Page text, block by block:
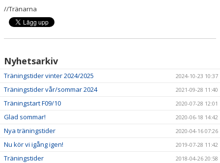
//Tränarna
Nyhetsarkiv
Träningstider vinter 2024/2025 2024-10-23 10:37
Träningstider vår/sommar 2024 2021-09-28 11:40
Träningstart F09/10 2020-07-28 12:01
Glad sommar! 2020-06-18 14:42
Nya träningstider 2020-04-16 07:26
Nu kör vi igång igen! 2019-07-28 11:42
Träningstider 2018-04-26 20:58